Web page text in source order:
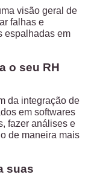
visão geral de
falhas e
espalhadas em
o seu RH
da integração de
em softwares
fazer análises e
de maneira mais
suas